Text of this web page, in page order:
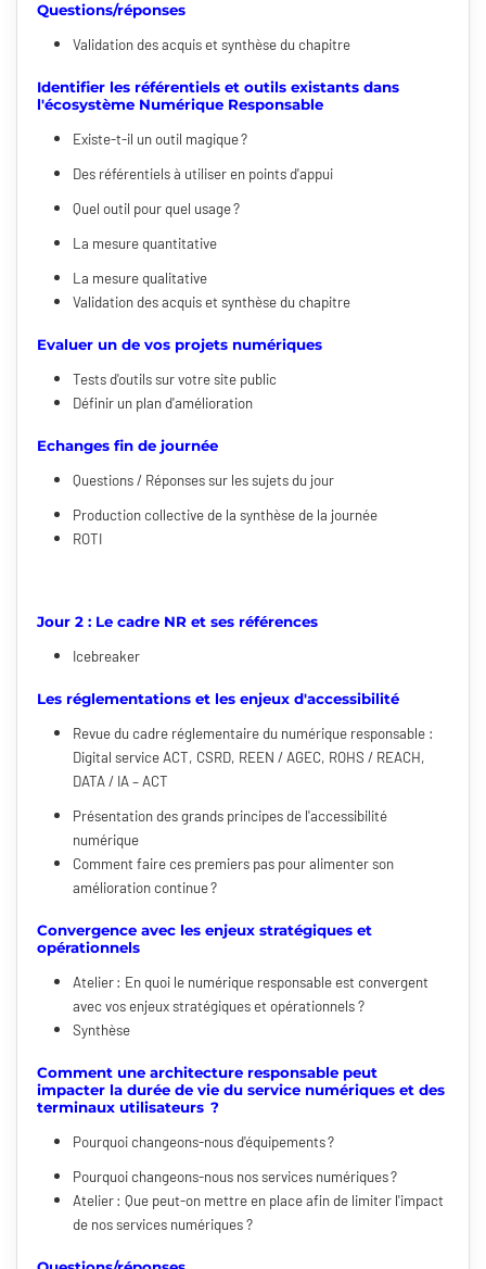
Questions/réponses
Validation des acquis et synthèse du chapitre
Identifier les référentiels et outils existants dans
l'écosystème Numérique Responsable
Existe-t-il un outil magique ?
Des référentiels à utiliser en points d'appui
Quel outil pour quel usage ?
La mesure quantitative
La mesure qualitative
Validation des acquis et synthèse du chapitre
Evaluer un de vos projets numériques
Tests d'outils sur votre site public
Définir un plan d'amélioration
Echanges fin de journée
Questions / Réponses sur les sujets du jour
Production collective de la synthèse de la journée
ROTI
Jour 2 : Le cadre NR et ses références
Icebreaker
Les réglementations et les enjeux d'accessibilité
Revue du cadre réglementaire du numérique responsable :
Digital service ACT, CSRD, REEN / AGEC, ROHS / REACH,
DATA / IA – ACT
Présentation des grands principes de l'accessibilité
numérique
Comment faire ces premiers pas pour alimenter son
amélioration continue ?
Convergence avec les enjeux stratégiques et
opérationnels
Atelier : En quoi le numérique responsable est convergent
avec vos enjeux stratégiques et opérationnels ?
Synthèse
Comment une architecture responsable peut
impacter la durée de vie du service numériques et des
terminaux utilisateurs ?
Pourquoi changeons-nous d'équipements ?
Pourquoi changeons-nous nos services numériques ?
Atelier : Que peut-on mettre en place afin de limiter l'impact
de nos services numériques ?